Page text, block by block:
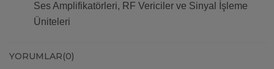
Ses Amplifikatörleri, RF Vericiler ve Sinyal İşleme
Üniteleri
YORUMLAR(0)